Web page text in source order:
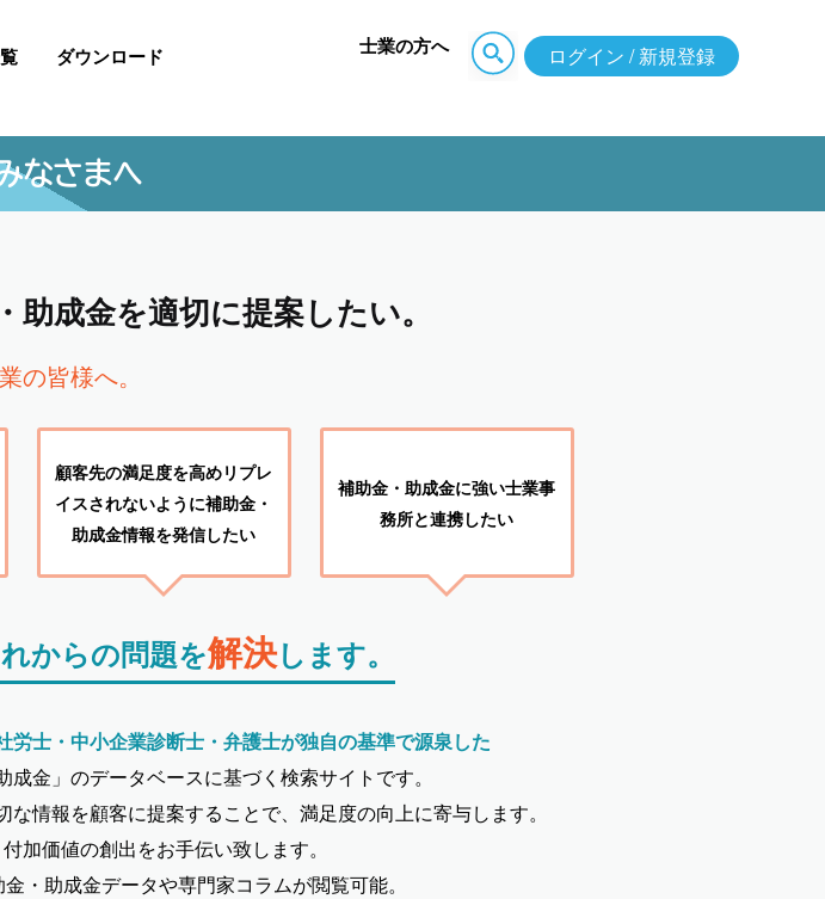
ダウンロード 士業の方へ ログイン / 新規登録
なさまへ
成金を適切に提案したい。
の皆様へ。
顧客先の満足度を高めリプレ
イスされないように補助金・
助成金情報を発信したい
補助金・助成金に強い士業事
務所と連携したい
からの問題を解決します。
労士・中小企業診断士・弁護士が独自の基準で源泉した
金」のデータベースに基づく検索サイトです。
情報を顧客に提案することで、満足度の向上に寄与します。
加価値の創出をお手伝い致します。
・助成金データや専門家コラムが閲覧可能。